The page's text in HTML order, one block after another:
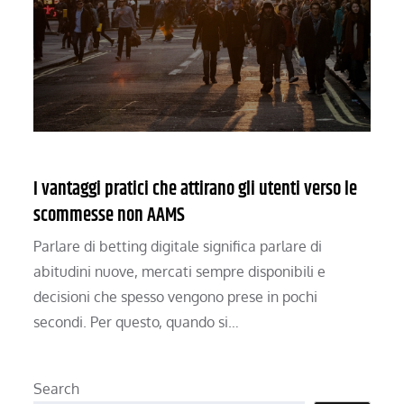
I vantaggi pratici che attirano gli utenti verso le
scommesse non AAMS
Parlare di betting digitale significa parlare di
abitudini nuove, mercati sempre disponibili e
decisioni che spesso vengono prese in pochi
secondi. Per questo, quando si…
Search